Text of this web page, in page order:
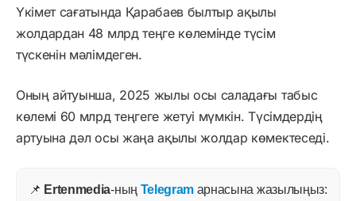
Үкімет сағатында Қарабаев былтыр ақылы
жолдардан 48 млрд теңге көлемінде түсім
түскенін мәлімдеген.
Оның айтуынша, 2025 жылы осы саладағы табыс
көлемі 60 млрд теңгеге жетуі мүмкін. Түсімдердің
артуына дәл осы жаңа ақылы жолдар көмектеседі.
📌 Ertenmedia-ның Telegram арнасына жазылыңыз: